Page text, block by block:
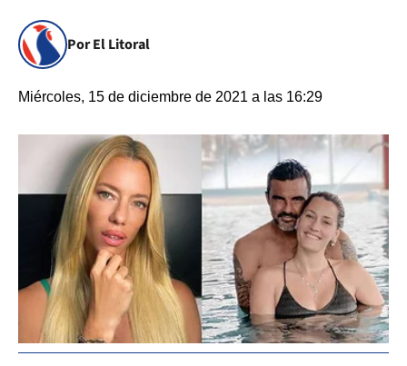
Por El Litoral
Miércoles, 15 de diciembre de 2021 a las 16:29